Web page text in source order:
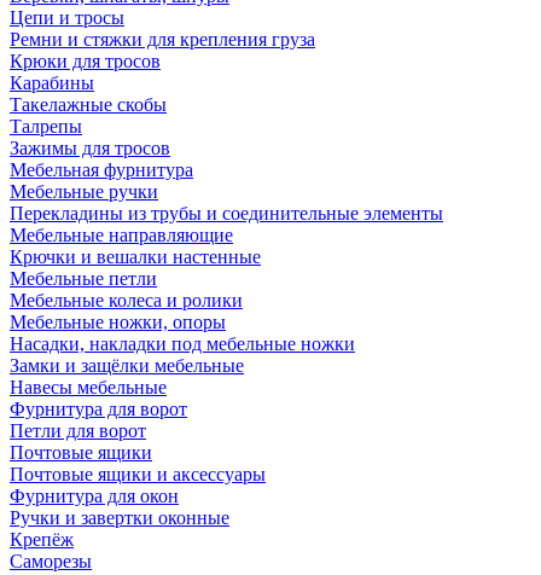
Цепи и тросы
Ремни и стяжки для крепления груза
Крюки для тросов
Карабины
Такелажные скобы
Талрепы
Зажимы для тросов
Мебельная фурнитура
Мебельные ручки
Перекладины из трубы и соединительные элементы
Мебельные направляющие
Крючки и вешалки настенные
Мебельные петли
Мебельные колеса и ролики
Мебельные ножки, опоры
Насадки, накладки под мебельные ножки
Замки и защёлки мебельные
Навесы мебельные
Фурнитура для ворот
Петли для ворот
Почтовые ящики
Почтовые ящики и аксессуары
Фурнитура для окон
Ручки и завертки оконные
Крепёж
Саморезы